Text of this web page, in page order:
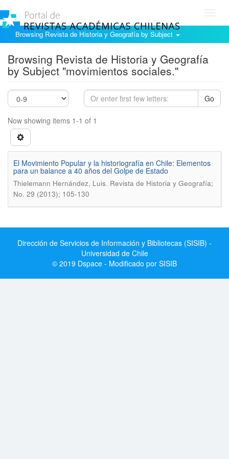
Browsing Revista de Historia y Geografía by Subject
Browsing Revista de Historia y Geografía
by Subject "movimientos sociales."
Go
Now showing items 1-1 of 1
El Movimiento Popular y la historiografí­a en Chile: Elementos
para un balance a 40 años del Golpe de Estado
Thielemann Hernández, Luis. Revista de Historia y Geografí­a;
No. 29 (2013); 105-130
Dirección de Servicios de Información y Bibliotecas (SISIB) -
Universidad de Chile
© 2019 Dspace - Modificado por SISIB